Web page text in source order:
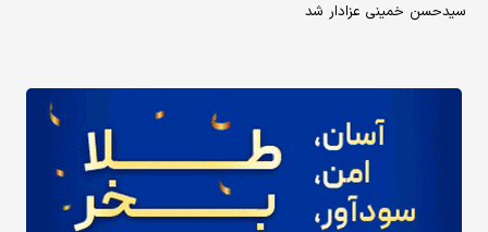
سیدحسن خمینی عزادار شد